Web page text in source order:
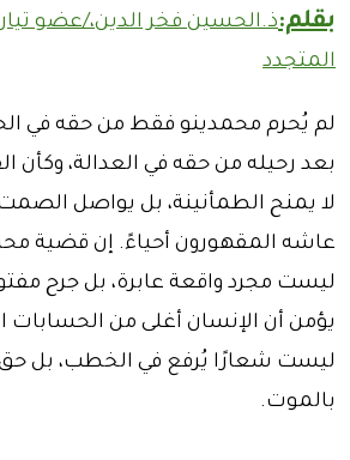
بقلم:ذ.الحسين فخر الدين،/عضو تيار
المتجدد
لم يُحرم محمدينو فقط من حقه في
بعد رحيله من حقه في العدالة، وكأن
لا يمنح الطمأنينة، بل يواصل
عاشه المقهورون أحياءً. إن قضية
ليست مجرد واقعة عابرة، بل جرح
يؤمن أن الإنسان أغلى من الحسابات
ليست شعارًا يُرفع في الخطب، بل
بالموت.